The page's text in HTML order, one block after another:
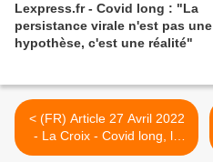
Lexpress.fr - Covid long : "La
persistance virale n'est pas une
hypothèse, c'est une réalité"
< (FR) Article 27 Avril 2022
- La Croix - Covid long, le
chemin escarpé de la